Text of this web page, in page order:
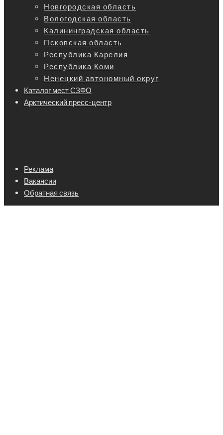
Новгородская область
Вологодская область
Калининградская область
Псковская область
Республика Карелия
Республика Коми
Ненецкий автономный округ
Каталог мест СЗФО
Арктический пресс-центр
Реклама
Вакансии
Обратная связь